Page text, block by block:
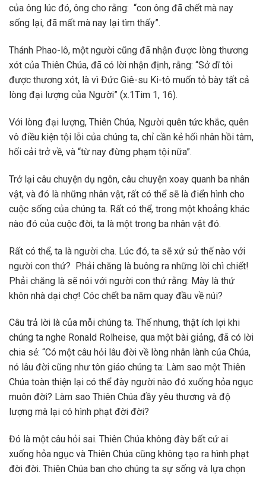
của ông lúc đó, ông cho rằng: “con ông đã chết mà nay
sống lại, đã mất mà nay lại tìm thấy”.
Thánh Phao-lô, một người cũng đã nhận được lòng thương
xót của Thiên Chúa, đã có lời nhận định, rằng: “Sở dĩ tôi
được thương xót, là vì Đức Giê-su Ki-tô muốn tỏ bày tất cả
lòng đại lượng của Người” (x.1Tim 1, 16).
Với lòng đại lượng, Thiên Chúa, Người quên tức khắc, quên
vô điều kiện tội lỗi của chúng ta, chỉ cần kẻ hối nhân hồi tâm,
hối cải trở về, và “từ nay đừng phạm tội nữa”.
Trở lại câu chuyện dụ ngôn, câu chuyện xoay quanh ba nhân
vật, và đó là những nhân vật, rất có thể sẽ là điển hình cho
cuộc sống của chúng ta. Rất có thể, trong một khoẳng khác
nào đó của cuộc đời, ta là một trong ba nhân vật đó.
Rất có thể, ta là người cha. Lúc đó, ta sẽ xử sử thế nào với
người con thứ? Phải chăng là buông ra những lời chì chiết!
Phải chăng là sẽ nói với người con thứ rằng: Mày là thứ
khôn nhà dại chợ! Cóc chết ba năm quay đầu về núi?
Câu trả lời là của mỗi chúng ta. Thế nhưng, thật ích lợi khi
chúng ta nghe Ronald Rolheise, qua một bài giảng, đã có lời
chia sẻ: “Có một câu hỏi lâu đời về lòng nhân lành của Chúa,
nó lâu đời cũng như tôn giáo chúng ta: Làm sao một Thiên
Chúa toàn thiện lại có thể đày người nào đó xuống hỏa ngục
muôn đời? Làm sao Thiên Chúa đầy yêu thương và độ
lượng mà lại có hình phạt đời đời?
Đó là một câu hỏi sai. Thiên Chúa không đày bất cứ ai
xuống hỏa ngục và Thiên Chúa cũng không tạo ra hình phạt
đời đời. Thiên Chúa ban cho chúng ta sự sống và lựa chọn